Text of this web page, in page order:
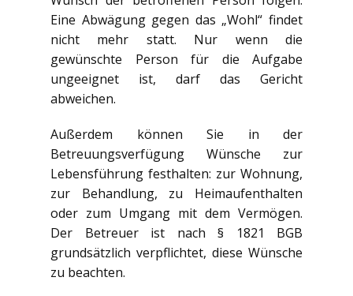
Eine Abwägung gegen das „Wohl“ findet
nicht mehr statt. Nur wenn die
gewünschte Person für die Aufgabe
ungeeignet ist, darf das Gericht
abweichen.
Außerdem können Sie in der
Betreuungsverfügung Wünsche zur
Lebensführung festhalten: zur Wohnung,
zur Behandlung, zu Heimaufenthalten
oder zum Umgang mit dem Vermögen.
Der Betreuer ist nach § 1821 BGB
grundsätzlich verpflichtet, diese Wünsche
zu beachten.